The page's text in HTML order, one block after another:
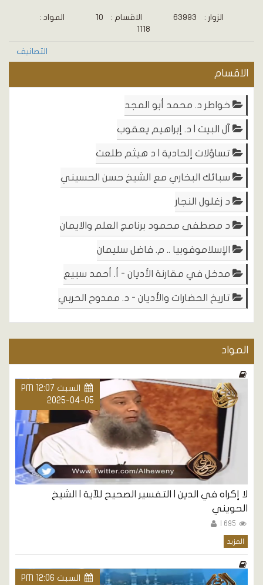
الزوار : 63993 الاقسام : 10
المواد :
1118
التصانيف
الاقسام
خواطر د. محمد أبو المجد
آل البيت | د. إبراهيم يعقوب
تساؤلات إلحادية | د هيثم طلعت
سبائك البخاري مع الشيخ حسن الحسيني
د زغلول النجار
د مصطفى محمود برنامج العلم والايمان
الإسلاموفوبيا .. م. فاضل سليمان
مدخل في مقارنة الأديان - أ. أحمد سبيع
تاريخ الحضارات والأديان - د. ممدوح الحربي
المواد
السبت PM 12:07
2025-04-05
لا إكراه في الدين | التفسير الصحيح للآية | الشيخ
الحويني
المزيد
السبت PM 12:06